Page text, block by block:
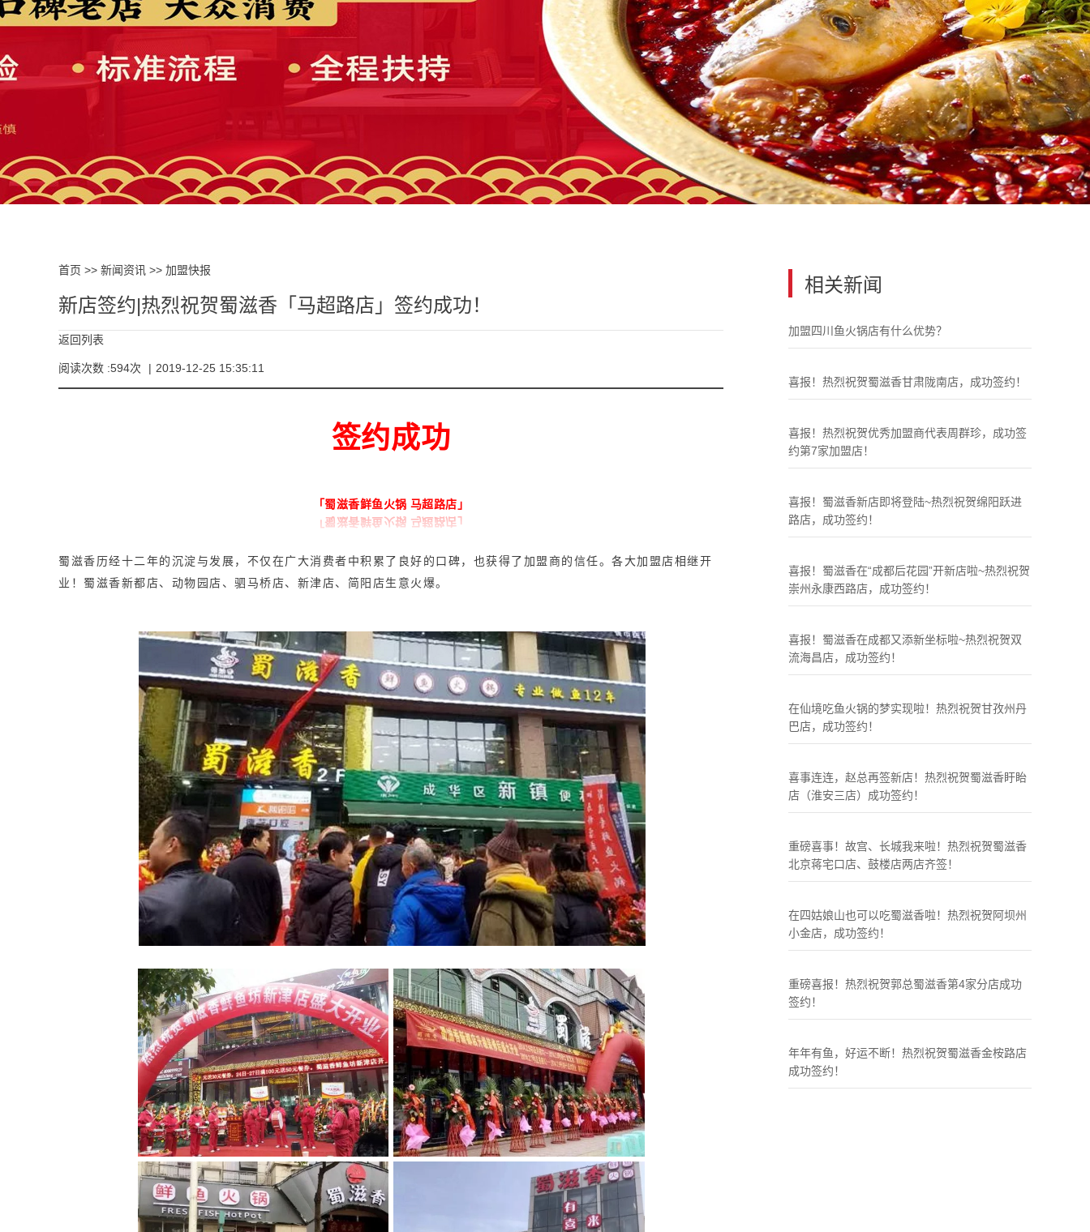
首页 >> 新闻资讯 >> 加盟快报
新店签约|热烈祝贺蜀滋香「马超路店」签约成功！
返回列表
阅读次数 :594次 | 2019-12-25 15:35:11
签约成功
「蜀滋香鲜鱼火锅 马超路店」
蜀滋香历经十二年的沉淀与发展，不仅在广大消费者中积累了良好的口碑，也获得了加盟商的信任。各大加盟店相继开
业！ 蜀滋香新都店、动物园店、驷马桥店、新津店、简阳店生意火爆。
相关新闻
加盟四川鱼火锅店有什么优势？
喜报！热烈祝贺蜀滋香甘肃陇南店，成功签约！
喜报！热烈祝贺优秀加盟商代表周群珍，成功签
约第7家加盟店！
喜报！蜀滋香新店即将登陆~热烈祝贺绵阳跃进
路店，成功签约！
喜报！蜀滋香在“成都后花园”开新店啦~热烈祝贺
崇州永康西路店，成功签约！
喜报！蜀滋香在成都又添新坐标啦~热烈祝贺双
流海昌店，成功签约！
在仙境吃鱼火锅的梦实现啦！热烈祝贺甘孜州丹
巴店，成功签约！
喜事连连，赵总再签新店！热烈祝贺蜀滋香盱眙
店（淮安三店）成功签约！
重磅喜事！故宫、长城我来啦！热烈祝贺蜀滋香
北京蒋宅口店、鼓楼店两店齐签！
在四姑娘山也可以吃蜀滋香啦！热烈祝贺阿坝州
小金店，成功签约！
重磅喜报！热烈祝贺郭总蜀滋香第4家分店成功
签约！
年年有鱼，好运不断！热烈祝贺蜀滋香金桉路店
成功签约！